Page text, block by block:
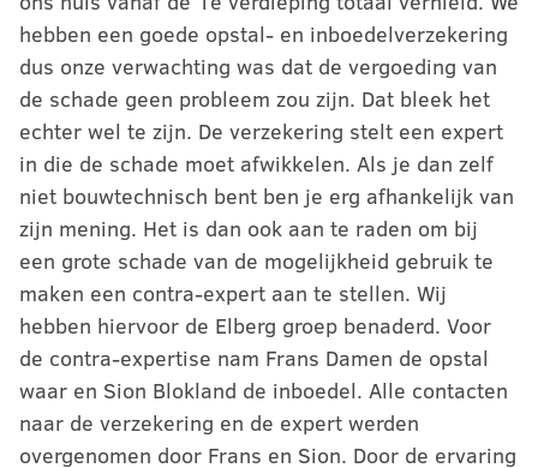
hebben een goede opstal- en inboedelverzekering
dus onze verwachting was dat de vergoeding van
de schade geen probleem zou zijn. Dat bleek het
echter wel te zijn. De verzekering stelt een expert
in die de schade moet afwikkelen. Als je dan zelf
niet bouwtechnisch bent ben je erg afhankelijk van
zijn mening. Het is dan ook aan te raden om bij
een grote schade van de mogelijkheid gebruik te
maken een contra-expert aan te stellen. Wij
hebben hiervoor de Elberg groep benaderd. Voor
de contra-expertise nam Frans Damen de opstal
waar en Sion Blokland de inboedel. Alle contacten
naar de verzekering en de expert werden
overgenomen door Frans en Sion. Door de ervaring